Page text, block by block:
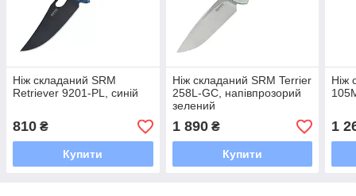
Ніж складаний SRM
Retriever 9201-PL, синій
810 ₴
Купити
Ніж складаний SRM Terrier
258L-GC, напівпрозорий
зелений
1 890₴
Купити
Ніж
1